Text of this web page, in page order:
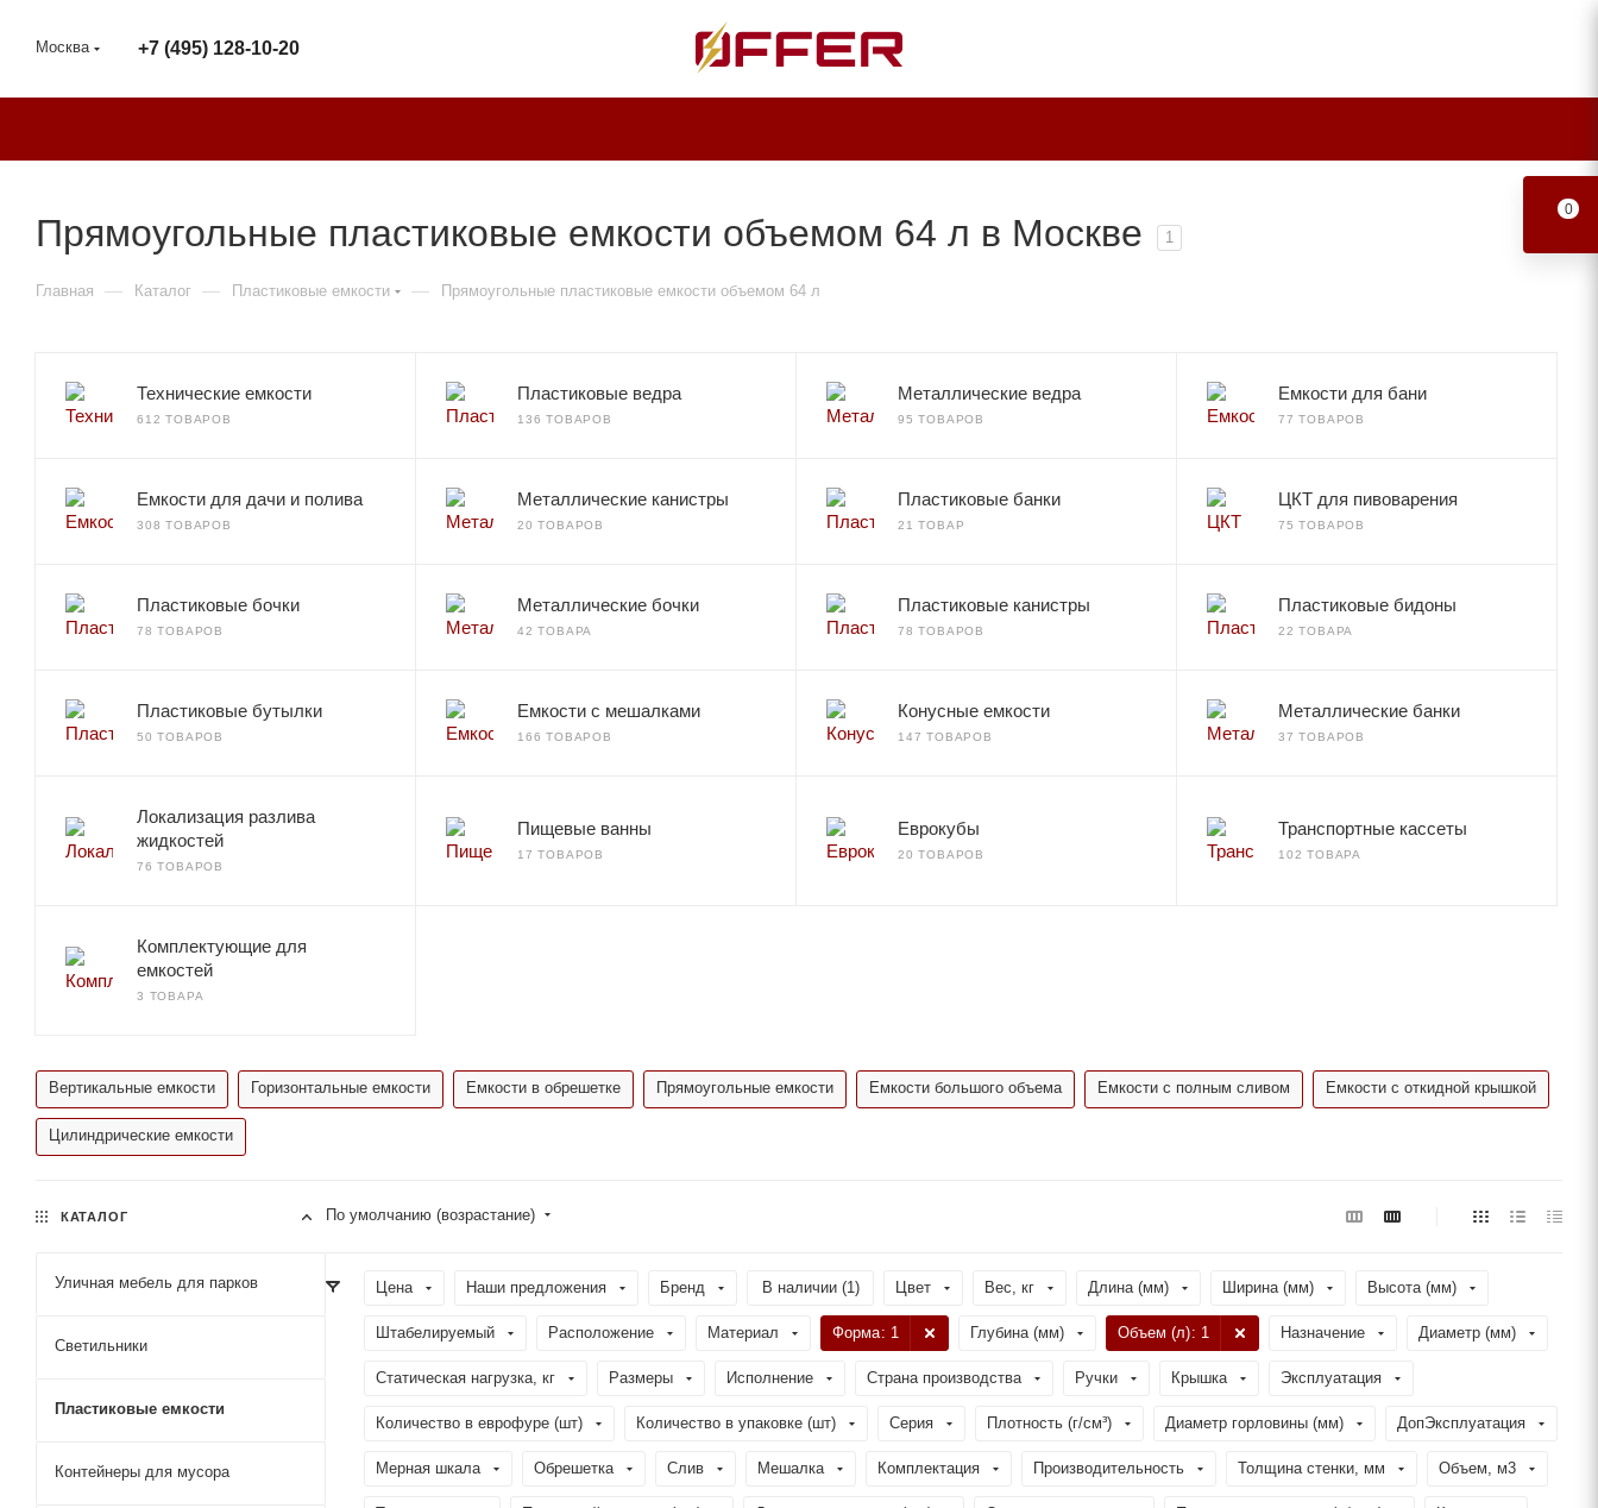
Москва +7 (495) 128-10-20
Прямоугольные пластиковые емкости объемом 64 л в Москве 1
Главная — Каталог — Пластиковые емкости — Прямоугольные пластиковые емкости объемом 64 л
Технические емкости
612 ТОВАРОВ
Пластиковые ведра
136 ТОВАРОВ
Металлические ведра
95 ТОВАРОВ
Емкости для бани
77 ТОВАРОВ
Емкости для дачи и полива
308 ТОВАРОВ
Металлические канистры
20 ТОВАРОВ
Пластиковые банки
21 ТОВАР
ЦКТ для пивоварения
75 ТОВАРОВ
Пластиковые бочки
78 ТОВАРОВ
Металлические бочки
42 ТОВАРА
Пластиковые канистры
78 ТОВАРОВ
Пластиковые бидоны
22 ТОВАРА
Пластиковые бутылки
50 ТОВАРОВ
Емкости с мешалками
166 ТОВАРОВ
Конусные емкости
147 ТОВАРОВ
Металлические банки
37 ТОВАРОВ
Локализация разлива
жидкостей
76 ТОВАРОВ
Пищевые ванны
17 ТОВАРОВ
Еврокубы
20 ТОВАРОВ
Транспортные кассеты
102 ТОВАРА
Комплектующие для
емкостей
3 ТОВАРА
Вертикальные емкости Горизонтальные емкости Емкости в обрешетке Прямоугольные емкости Емкости большого объема Емкости с полным сливом Емкости с откидной крышкой
Цилиндрические емкости
По умолчанию (возрастание)
Цена Наши предложения Бренд В наличии (1) Цвет Вес, кг Длина (мм) Ширина (мм) Высота (мм)
Штабелируемый Расположение Материал Форма: 1 Глубина (мм) Объем (л): 1 Назначение Диаметр (мм)
Статическая нагрузка, кг Размеры Исполнение Страна производства Ручки Крышка Эксплуатация
Количество в еврофуре (шт) Количество в упаковке (шт) Серия Плотность (г/см³) Диаметр горловины (мм) ДопЭксплуатация
Мерная шкала Обрешетка Слив Мешалка Комплектация Производительность Толщина стенки, мм Объем, м3
КАТАЛОГ
Уличная мебель для парков
Светильники
Пластиковые емкости
Контейнеры для мусора
0